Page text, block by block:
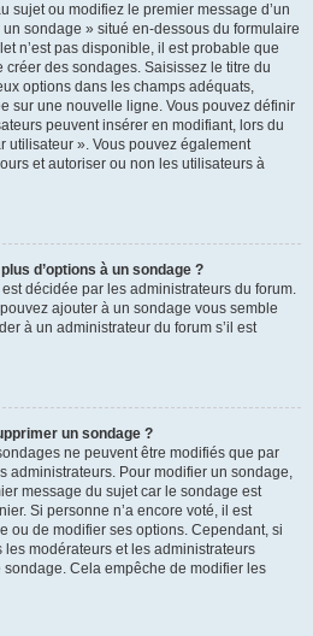
sujet ou modifiez le premier message d’un
sondage » situé en-dessous du formulaire
n’est pas disponible, il est probable que
créer des sondages. Saisissez le titre du
options dans les champs adéquats,
sur une nouvelle ligne. Vous pouvez définir
peuvent insérer en modifiant, lors du
utilisateur ». Vous pouvez également
et autoriser ou non les utilisateurs à
d’options à un sondage ?
est décidée par les administrateurs du forum.
ajouter à un sondage vous semble
à un administrateur du forum s’il est
un sondage ?
ne peuvent être modifiés que par
administrateurs. Pour modifier un sondage,
message du sujet car le sondage est
Si personne n’a encore voté, il est
ou de modifier ses options. Cependant, si
modérateurs et les administrateurs
Cela empêche de modifier les